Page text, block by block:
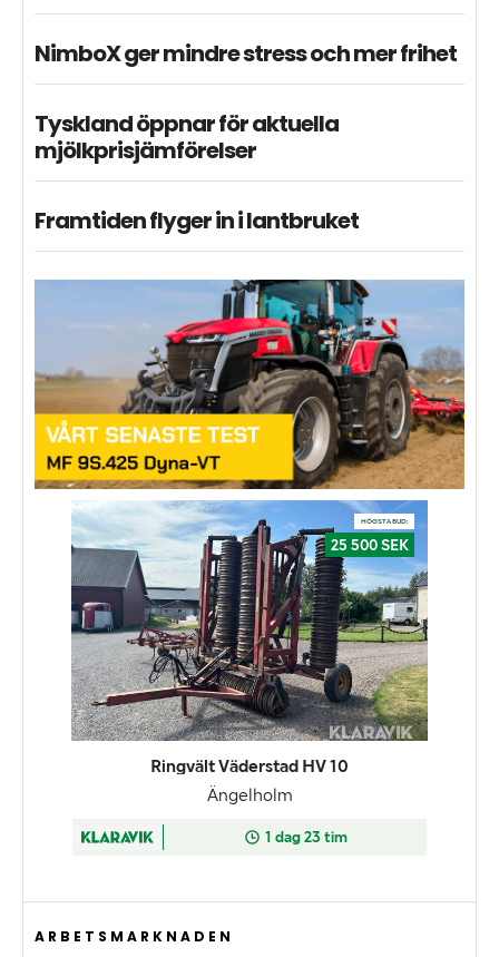
NimboX ger mindre stress och mer frihet
Tyskland öppnar för aktuella
mjölkprisjämförelser
Framtiden flyger in i lantbruket
ARBETSMARKNADEN